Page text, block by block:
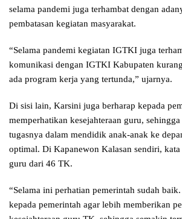
selama pandemi juga terhambat dengan
pembatasan kegiatan masyarakat.
“Selama pandemi kegiatan IGTKI juga
komunikasi dengan IGTKI Kabupaten
ada program kerja yang tertunda,” ujarnya.
Di sisi lain, Karsini juga berharap kepada
memperhatikan kesejahteraan guru,
tugasnya dalam mendidik anak-anak ke
optimal. Di Kapanewon Kalasan sendiri, kata
guru dari 46 TK.
“Selama ini perhatian pemerintah sudah
kepada pemerintah agar lebih memberikan